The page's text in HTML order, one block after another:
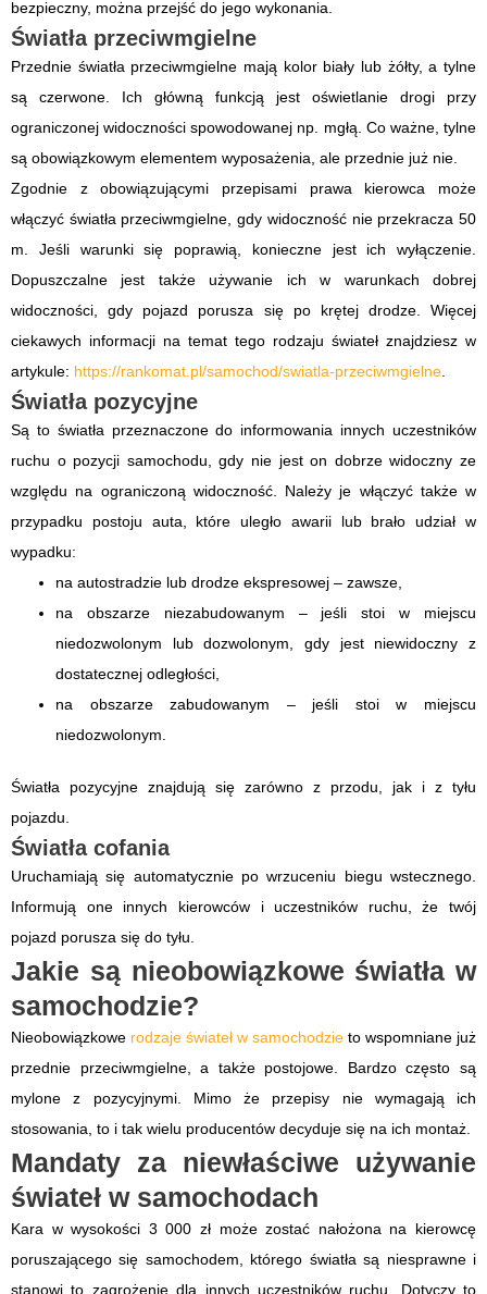
bezpieczny, można przejść do jego wykonania.
Światła przeciwmgielne
Przednie światła przeciwmgielne mają kolor biały lub żółty, a tylne
są czerwone. Ich główną funkcją jest oświetlanie drogi przy
ograniczonej widoczności spowodowanej np. mgłą. Co ważne, tylne
są obowiązkowym elementem wyposażenia, ale przednie już nie.
Zgodnie z obowiązującymi przepisami prawa kierowca może
włączyć światła przeciwmgielne, gdy widoczność nie przekracza 50
m. Jeśli warunki się poprawią, konieczne jest ich wyłączenie.
Dopuszczalne jest także używanie ich w warunkach dobrej
widoczności, gdy pojazd porusza się po krętej drodze. Więcej
ciekawych informacji na temat tego rodzaju świateł znajdziesz w
artykule: https://rankomat.pl/samochod/swiatla-przeciwmgielne
Światła pozycyjne
Są to światła przeznaczone do informowania innych uczestników
ruchu o pozycji samochodu, gdy nie jest on dobrze widoczny ze
względu na ograniczoną widoczność. Należy je włączyć także w
przypadku postoju auta, które uległo awarii lub brało udział w
wypadku:
na autostradzie lub drodze ekspresowej – zawsze,
na obszarze niezabudowanym – jeśli stoi w miejscu
niedozwolonym lub dozwolonym, gdy jest niewidoczny z
dostatecznej odległości,
na obszarze zabudowanym – jeśli stoi w miejscu
niedozwolonym.
Światła pozycyjne znajdują się zarówno z przodu, jak i z tyłu
pojazdu.
Światła cofania
Uruchamiają się automatycznie po wrzuceniu biegu wstecznego.
Informują one innych kierowców i uczestników ruchu, że twój
pojazd porusza się do tyłu.
Jakie są nieobowiązkowe światła w
samochodzie?
Nieobowiązkowe rodzaje świateł w samochodzie to wspomniane już
przednie przeciwmgielne, a także postojowe. Bardzo często są
mylone z pozycyjnymi. Mimo że przepisy nie wymagają ich
stosowania, to i tak wielu producentów decyduje się na ich montaż.
Mandaty za niewłaściwe używanie
świateł w samochodach
Kara w wysokości 3 000 zł może zostać nałożona na kierowcę
poruszającego się samochodem, którego światła są niesprawne i
stanowi to zagrożenie dla innych uczestników ruchu. Dotyczy to